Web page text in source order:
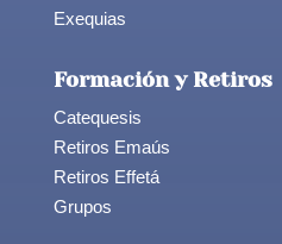
Exequias
Formación y Retiros
Catequesis
Retiros Emaús
Retiros Effetá
Grupos